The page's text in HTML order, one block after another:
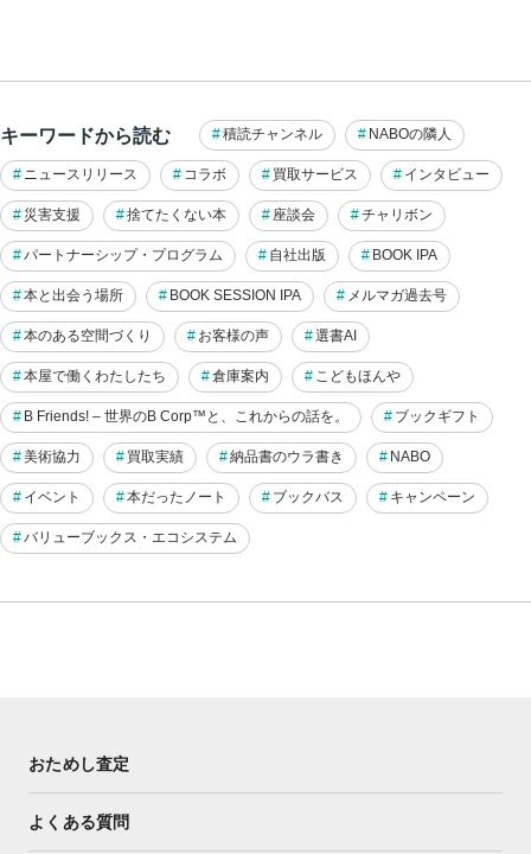
キーワードから読む 積読チャンネル NABOの隣人
ニュースリリース コラボ 買取サービス インタビュー
災害支援 捨てたくない本 座談会 チャリボン
パートナーシップ・プログラム 自社出版 BOOK IPA
本と出会う場所 BOOK SESSION IPA メルマガ過去号
本のある空間づくり お客様の声 選書AI
本屋で働くわたしたち 倉庫案内 こどもほんや
B Friends! – 世界のB Corp™と、これからの話を。 ブックギフト
美術協力 買取実績 納品書のウラ書き NABO
イベント 本だったノート ブックバス キャンペーン
バリューブックス・エコシステム
おためし査定
よくある質問